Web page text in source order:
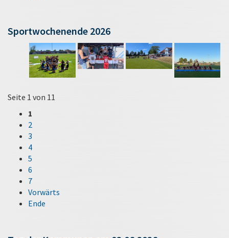
Sportwochenende 2026
Seite 1 von 11
1
2
3
4
5
6
7
Vorwärts
Ende